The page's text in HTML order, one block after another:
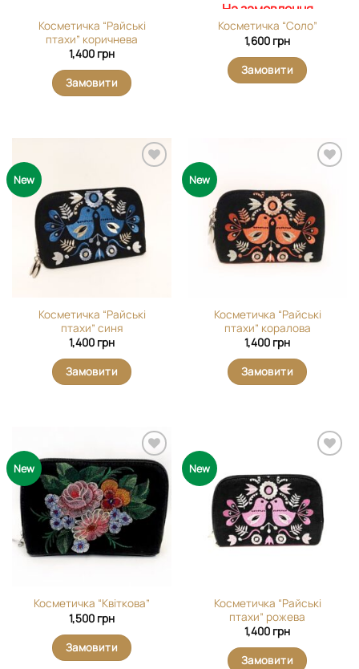
Косметичка “Райські
птахи” коричнева
1,400 грн
Замовити
На замовлення
Косметичка “Соло”
1,600 грн
Замовити
New
виріб у
вибране
Косметичка “Райські
птахи” синя
1,400 грн
Замовити
New
виріб у
вибране
Косметичка “Райські
птахи” коралова
1,400 грн
Замовити
New
Додати
виріб у
вибране
Косметичка “Квіткова”
1,500 грн
Замовити
New
виріб у
вибране
Косметичка “Райські
птахи” рожева
1,400 грн
Замовити